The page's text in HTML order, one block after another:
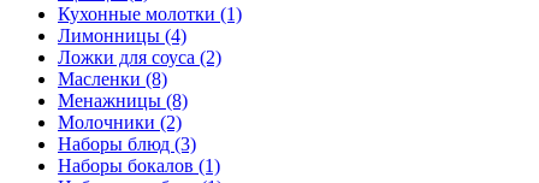
Кухонные молотки (1)
Лимонницы (4)
Ложки для соуса (2)
Масленки (8)
Менажницы (8)
Молочники (2)
Наборы блюд (3)
Наборы бокалов (1)